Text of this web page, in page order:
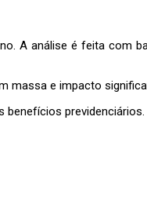
A análise é feita com
massa e impacto